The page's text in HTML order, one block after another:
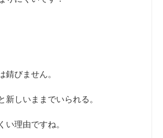
錆びません。
新しいままでいられる。
い理由ですね。